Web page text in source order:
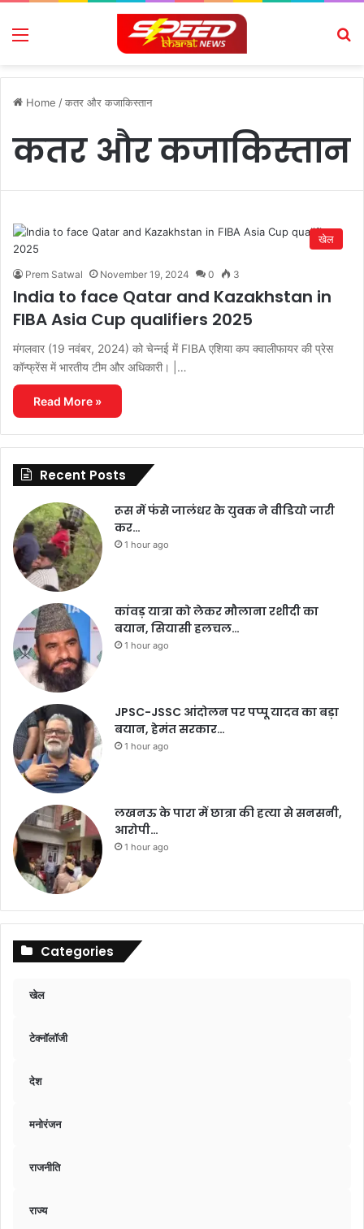
Menu
Home /कतर और कजाकिस्तान
कतर और कजाकिस्तान
खेल
Prem Satwal November 19, 2024 0 3
India to face Qatar and Kazakhstan in
FIBA Asia Cup qualifiers 2025
मंगलवार (19 नवंबर, 2024) को चेन्नई में FIBA ​​एशिया कप क्वालीफायर की प्रेस
कॉन्फ्रेंस में भारतीय टीम और अधिकारी। |…
Read More »
Recent Posts
रूस में फंसे जालंधर के युवक ने वीडियो जारी
कर…
1 hour ago
कांवड़ यात्रा को लेकर मौलाना रशीदी का
बयान, सियासी हलचल…
1 hour ago
JPSC-JSSC आंदोलन पर पप्पू यादव का बड़ा
बयान, हेमंत सरकार…
1 hour ago
लखनऊ के पारा में छात्रा की हत्या से सनसनी,
आरोपी…
1 hour ago
Categories
खेल
टेक्नॉलॉजी
देश
मनोरंजन
राजनीति
राज्य